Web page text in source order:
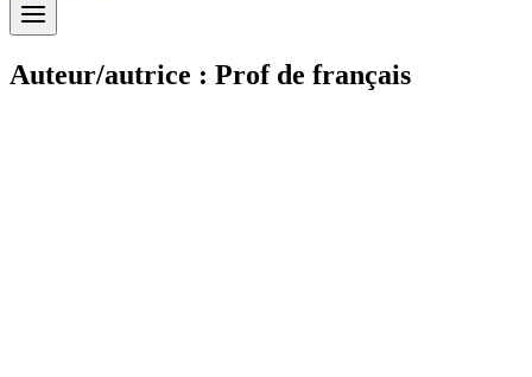
Auteur/autrice : Prof de français